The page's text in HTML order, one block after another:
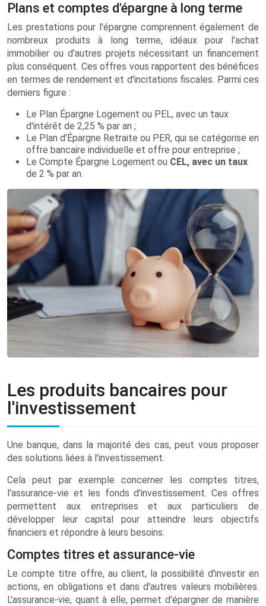
Plans et comptes d'épargne à long terme
Les prestations pour l'épargne comprennent également de
nombreux produits à long terme, idéaux pour l'achat
immobilier ou d'autres projets nécessitant un financement
plus conséquent. Ces offres vous rapportent des bénéfices
en termes de rendement et d'incitations fiscales. Parmi ces
derniers figure :
Le Plan Épargne Logement ou PEL, avec un taux
d'intérêt de 2,25 % par an ;
Le Plan d'Épargne Retraite ou PER, qui se catégorise en
offre bancaire individuelle et offre pour entreprise ;
Le Compte Épargne Logement ou CEL, avec un taux
de 2 % par an.
Les produits bancaires pour
l'investissement
Une banque, dans la majorité des cas, peut vous proposer
des solutions liées à l'investissement.
Cela peut par exemple concerner les comptes titres,
l'assurance-vie et les fonds d'investissement. Ces offres
permettent aux entreprises et aux particuliers de
développer leur capital pour atteindre leurs objectifs
financiers et répondre à leurs besoins.
Comptes titres et assurance-vie
Le compte titre offre, au client, la possibilité d'investir en
actions, en obligations et dans d'autres valeurs mobilières.
L'assurance-vie, quant à elle, permet d'épargner de manière